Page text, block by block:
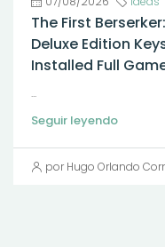
The First
Deluxe Edition
Installed Full
...
Seguir leyendo
por Hugo Orlando